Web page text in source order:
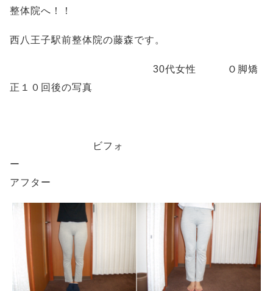
整体院へ！！
西八王子駅前整体院の藤森です。
30代女性 Ｏ脚矯
正１０回後の写真
ビフォ
ー
アフター